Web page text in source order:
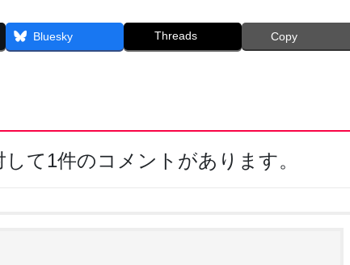
Bluesky Threads Copy
して1件のコメントがあります。